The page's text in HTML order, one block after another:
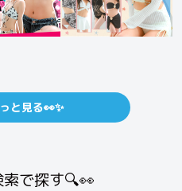
と見る👀✨
で探す🔍👀